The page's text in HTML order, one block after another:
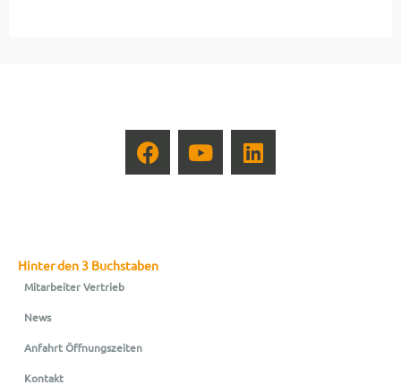
Hinter den 3 Buchstaben
Mitarbeiter Vertrieb
News
Anfahrt Öffnungszeiten
Kontakt